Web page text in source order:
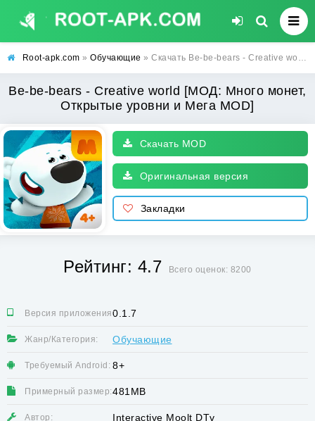
Root-apk.com » Обучающие » Скачать Be-be-bears - Creative world [МОД: Много монет, Открытые уровни и Мега MOD] | Взлом Be-be-bears - Creative world на Андроид
Be-be-bears - Creative world [МОД: Много монет,
Открытые уровни и Мега MOD]
Скачать MOD
Оригинальная версия
Закладки
Рейтинг: 4.7 Всего оценок: 8200
Версия приложения:0.1.7
Жанр/Категория: Обучающие
Требуемый Android: 8+
Примерный размер:481MB
Автор: Interactive Moolt DTv